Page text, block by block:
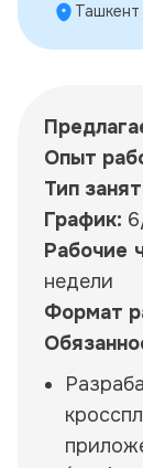
Ташкент
Опыт
Тип
График:
Рабочие
недели
Формат